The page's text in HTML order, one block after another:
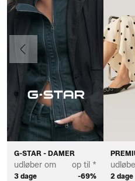
G-STAR - DAMER
udløber om
3 dage
op til *
-69% 2 dage
Forrige